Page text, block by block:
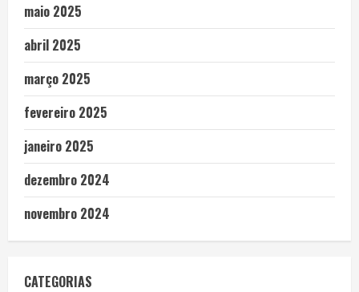
maio 2025
abril 2025
março 2025
fevereiro 2025
janeiro 2025
dezembro 2024
novembro 2024
CATEGORIAS